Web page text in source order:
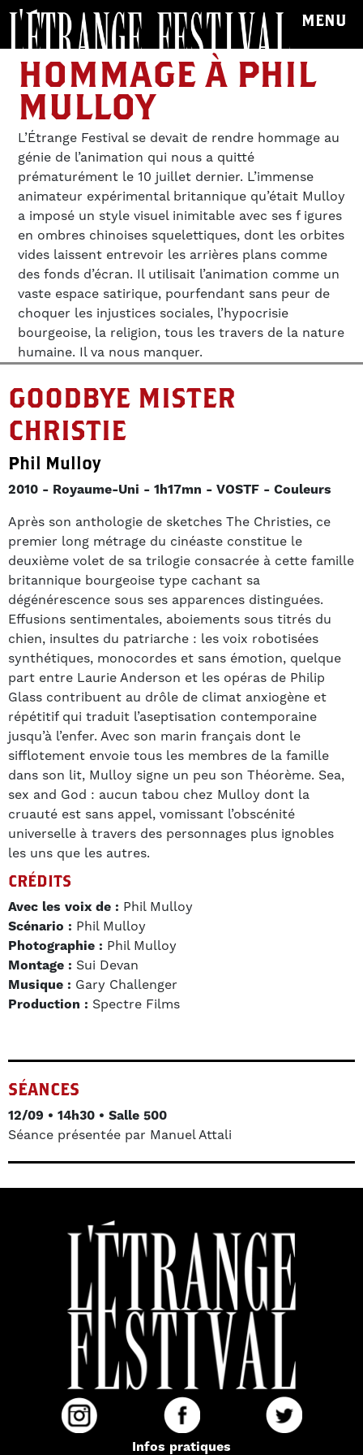
MENU
HOMMAGE À PHIL
MULLOY
L’Étrange Festival se devait de rendre hommage au
génie de l’animation qui nous a quitté
prématurément le 10 juillet dernier. L’immense
animateur expérimental britannique qu’était Mulloy
a imposé un style visuel inimitable avec ses f igures
en ombres chinoises squelettiques, dont les orbites
vides laissent entrevoir les arrières plans comme
des fonds d’écran. Il utilisait l’animation comme un
vaste espace satirique, pourfendant sans peur de
choquer les injustices sociales, l’hypocrisie
bourgeoise, la religion, tous les travers de la nature
humaine. Il va nous manquer.
GOODBYE MISTER
CHRISTIE
Phil Mulloy
2010 Royaume-Uni 1h17mn VOSTF Couleurs
Après son anthologie de sketches The Christies, ce
premier long métrage du cinéaste constitue le
deuxième volet de sa trilogie consacrée à cette famille
britannique bourgeoise type cachant sa
dégénérescence sous ses apparences distinguées.
Effusions sentimentales, aboiements sous titrés du
chien, insultes du patriarche : les voix robotisées
synthétiques, monocordes et sans émotion, quelque
part entre Laurie Anderson et les opéras de Philip
Glass contribuent au drôle de climat anxiogène et
répétitif qui traduit l’aseptisation contemporaine
jusqu’à l’enfer. Avec son marin français dont le
sifflotement envoie tous les membres de la famille
dans son lit, Mulloy signe un peu son Théorème. Sea,
sex and God : aucun tabou chez Mulloy dont la
cruauté est sans appel, vomissant l’obscénité
universelle à travers des personnages plus ignobles
les uns que les autres.
CRÉDITS
Avec les voix de : Phil Mulloy
Scénario : Phil Mulloy
Photographie : Phil Mulloy
Montage : Sui Devan
Musique : Gary Challenger
Production : Spectre Films
SÉANCES
12/09 • 14h30 • Salle 500
Séance présentée par Manuel Attali
Infos pratiques